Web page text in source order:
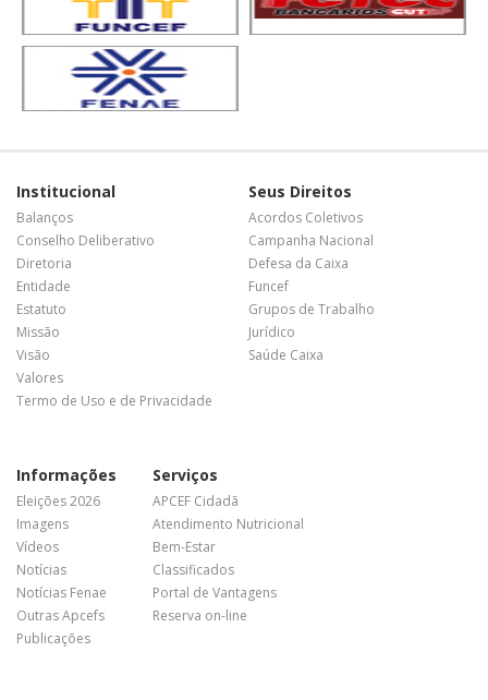
Institucional
Balanços
Conselho Deliberativo
Diretoria
Entidade
Estatuto
Missão
Visão
Valores
Termo de Uso e de Privacidade
Seus Direitos
Acordos Coletivos
Campanha Nacional
Defesa da Caixa
Funcef
Grupos de Trabalho
Jurídico
Saúde Caixa
Informações
Eleições 2026
Imagens
Vídeos
Notícias
Notícias Fenae
Outras Apcefs
Publicações
Serviços
APCEF Cidadã
Atendimento Nutricional
Bem-Estar
Classificados
Portal de Vantagens
Reserva on-line